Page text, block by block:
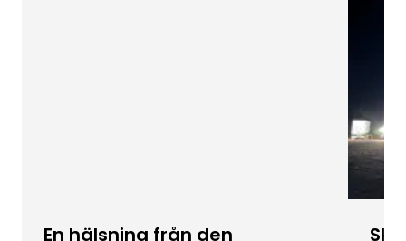
En hälsning från den